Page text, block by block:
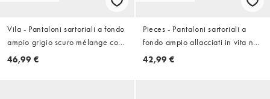
Vila - Pantaloni sartoriali a fondo
ampio grigio scuro mélange con
motivo gessato in coordinato
46,99 €
Pieces - Pantaloni sartoriali a
fondo ampio allacciati in vita neri
in coordinato
42,99 €